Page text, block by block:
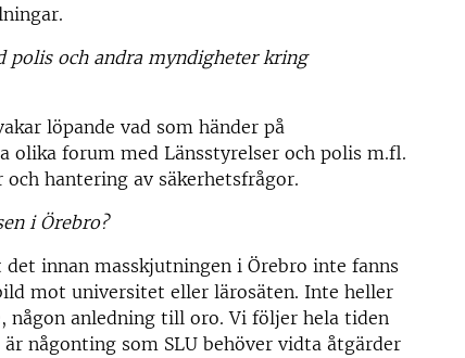
polis och andra myndigheter kring
löpande vad som händer på
olika forum med Länsstyrelser och polis m.fl.
hantering av säkerhetsfrågor.
i Örebro?
innan masskjutningen i Örebro inte fanns
mot universitet eller lärosäten. Inte heller
någon anledning till oro. Vi följer hela tiden
någonting som SLU behöver vidta åtgärder